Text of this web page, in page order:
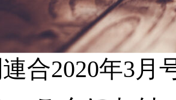
連合2020年3月